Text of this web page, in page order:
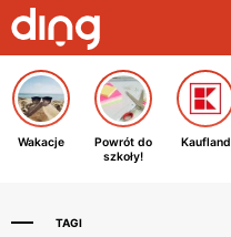
Wakacje
Powrót do
szkoły!
Kaufland
TAGI